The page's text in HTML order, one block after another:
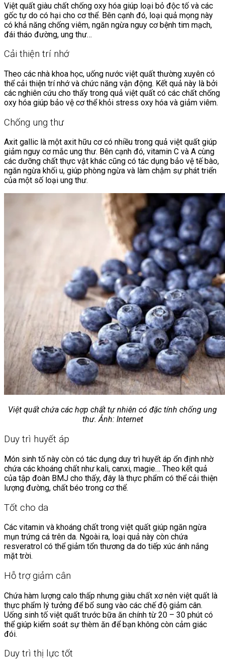
Việt quất giàu chất chống oxy hóa giúp loại bỏ độc tố và các
gốc tự do có hại cho cơ thể. Bên cạnh đó, loại quả mọng này
có khả năng chống viêm, ngăn ngừa nguy cơ bệnh tim mạch,
đái tháo đường, ung thư…
Cải thiện trí nhớ
Theo các nhà khoa học, uống nước việt quất thường xuyên có
thể cải thiện trí nhớ và chức năng vận động. Kết quả này là bởi
các nghiên cứu cho thấy trong quả việt quất có các chất chống
oxy hóa giúp bảo vệ cơ thể khỏi stress oxy hóa và giảm viêm.
Chống ung thư
Axit gallic là một axit hữu cơ có nhiều trong quả việt quất giúp
giảm nguy cơ mắc ung thư. Bên cạnh đó, vitamin C và A cùng
các dưỡng chất thực vật khác cũng có tác dụng bảo vệ tế bào,
ngăn ngừa khối u, giúp phòng ngừa và làm chậm sự phát triển
của một số loại ung thư.
Việt quất chứa các hợp chất tự nhiên có đặc tính chống ung
thư. Ảnh: Internet
Duy trì huyết áp
Món sinh tố này còn có tác dụng duy trì huyết áp ổn định nhờ
chứa các khoáng chất như kali, canxi, magie… Theo kết quả
của tập đoàn BMJ cho thấy, đây là thực phẩm có thể cải thiện
lượng đường, chất béo trong cơ thể.
Tốt cho da
Các vitamin và khoáng chất trong việt quất giúp ngăn ngừa
mụn trứng cá trên da. Ngoài ra, loại quả này còn chứa
resveratrol có thể giảm tổn thương da do tiếp xúc ánh nắng
mặt trời.
Hỗ trợ giảm cân
Chứa hàm lượng calo thấp nhưng giàu chất xơ nên việt quất là
thực phẩm lý tưởng để bổ sung vào các chế độ giảm cân.
Uống sinh tố việt quất trước bữa ăn chính từ 20 – 30 phút có
thể giúp kiểm soát sự thèm ăn để bạn không còn cảm giác
đói.
Duy trì thị lực tốt